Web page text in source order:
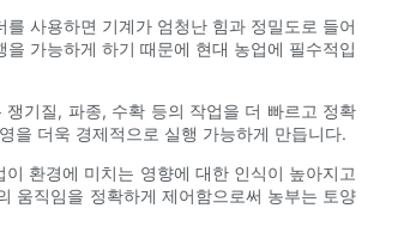
사용하면 기계가 엄청난 힘과 정밀도로 들어
가능하게 하기 때문에 현대 농업에 필수적입
기질, 파종, 수확 등의 작업을 더 빠르고 정확
을 더욱 경제적으로 실행 가능하게 만듭니다.
환경에 미치는 영향에 대한 인식이 높아지고
움직임을 정확하게 제어함으로써 농부는 토양